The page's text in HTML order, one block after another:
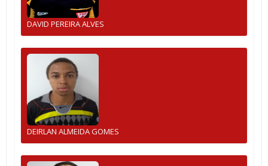
DAVID PEREIRA ALVES
DEIRLAN ALMEIDA GOMES